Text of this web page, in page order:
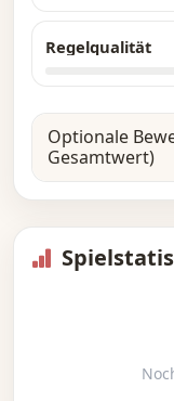
Regelqualität
Optionale
Gesamtwert)